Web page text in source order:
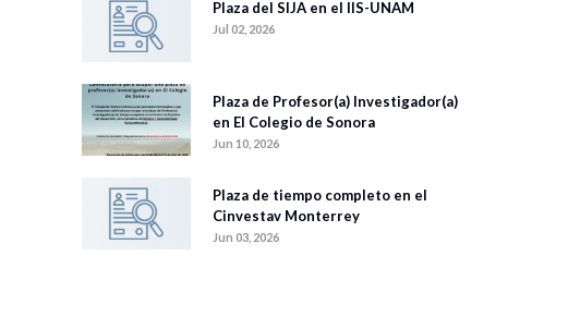
Plaza del SIJA en el IIS-UNAM
Jul 02, 2026
Plaza de Profesor(a) Investigador(a)
en El Colegio de Sonora
Jun 10, 2026
Plaza de tiempo completo en el
Cinvestav Monterrey
Jun 03, 2026